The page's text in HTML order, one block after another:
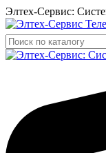
Элтех-Сервис: